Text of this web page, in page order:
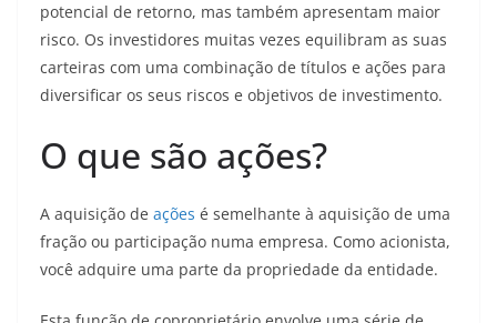
potencial de retorno, mas também apresentam maior
risco. Os investidores muitas vezes equilibram as suas
carteiras com uma combinação de títulos e ações para
diversificar os seus riscos e objetivos de investimento.
O que são ações?
A aquisição de ações é semelhante à aquisição de uma
fração ou participação numa empresa. Como acionista,
você adquire uma parte da propriedade da entidade.